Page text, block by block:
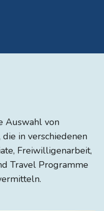
Auswahl von
in verschiedenen
Freiwilligenarbeit,
Travel Programme